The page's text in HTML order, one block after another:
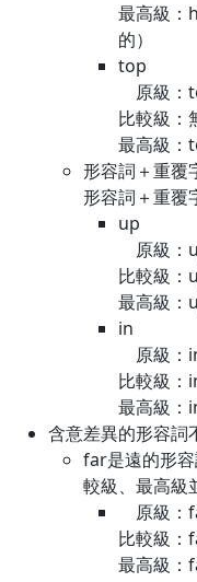
最高級
的）
top
原級：
比較級：
最高級：
形容詞＋重覆
形容詞＋重覆
up
原級：
比較級：
最高級：
in
原級：
比較級：
最高級：
含意差異的形容詞
far是遠的形
較級、最高級
原級：
比較級：
最高級：